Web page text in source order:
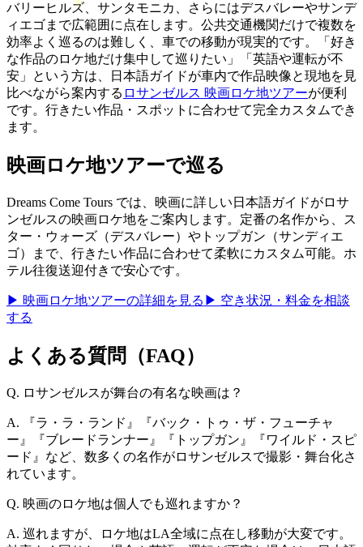
バリーヒルズ、サンタモニカ、さらにはデスバレーやサンデ
ィエゴまで広範囲に点在します。公共交通機関だけで複数を
効率よく巡るのは難しく、車での移動が現実的です。「好き
な作品のロケ地だけ集中して巡りたい」「英語や運転が不
安」という方は、日本語ガイドが車内で作品映像と現地を見
比べながら案内する ロサンゼルス 映画ロケ地ツアーが便利
です。行きたい作品・スポットに合わせて完全カスタムでき
ます。
映画ロケ地ツアーで巡る
Dreams Come Tours では、映画に詳しい日本語ガイドがロサ
ンゼルスの映画ロケ地をご案内します。定番の名作から、ス
ター・ウォーズ（デスバレー）やトップガン（サンディエ
ゴ）まで、行きたい作品に合わせて柔軟にカスタム可能。ホ
テル往復送迎付きで安心です。
▶ 映画ロケ地ツアーの詳細を見る ▶ 空き状況・料金を相談
する
よくある質問（FAQ）
Q. ロサンゼルスが舞台の有名な映画は？
A.
『ラ・ラ・ランド』『バック・トゥ・ザ・フューチャ
ー』『ブレードランナー』『トップガン』『ワイルド・スピ
ード』など、数多くの名作がロサンゼルスで撮影・舞台化さ
れています。
Q. 映画のロケ地は個人でも巡れますか？
A. 巡れますが、ロケ地はLA全域に点在し移動が大変です。